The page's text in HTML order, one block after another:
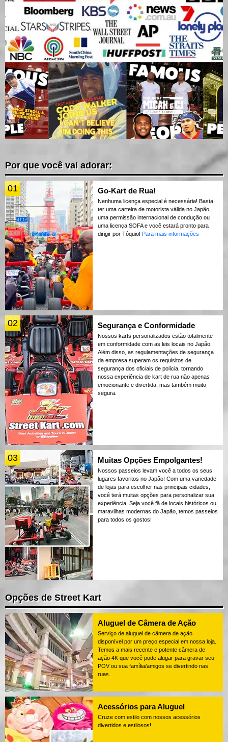
Por que você vai adorar:
01 Go-Kart de Rua!
Nenhuma licença especial é necessária! Basta
ter uma carteira de motorista válida no Japão,
uma permissão internacional de condução ou
uma licença SOFA e você estará pronto para
dirigir por Tóquio! Para mais informações
02 Segurança e Conformidade
Nossos karts personalizados estão totalmente
em conformidade com as leis locais no Japão.
Além disso, as regulamentações de segurança
da empresa superam os requisitos de
segurança dos oficiais de polícia, tornando
nossa experiência de kart de rua não apenas
emocionante e divertida, mas também muito
segura.
03 Muitas Opções Empolgantes!
Nossos passeios levam você a todos os seus
lugares favoritos no Japão! Com uma variedade
de lojas para escolher nas principais cidades,
você terá muitas opções para personalizar sua
experiência. Seja você fã de locais históricos ou
maravilhas modernas do Japão, temos passeios
para todos os gostos!
Opções de Street Kart
Aluguel de Câmera de Ação
Serviço de aluguel de câmera de ação
disponível por um preço especial em nossa loja.
Temos a mais recente e potente câmera de
ação 4K que você pode alugar para gravar seu
POV ou sua família/amigos se divertindo nas
ruas.
Acessórios para Aluguel
Cruze com estilo com nossos acessórios
divertidos e estilosos!